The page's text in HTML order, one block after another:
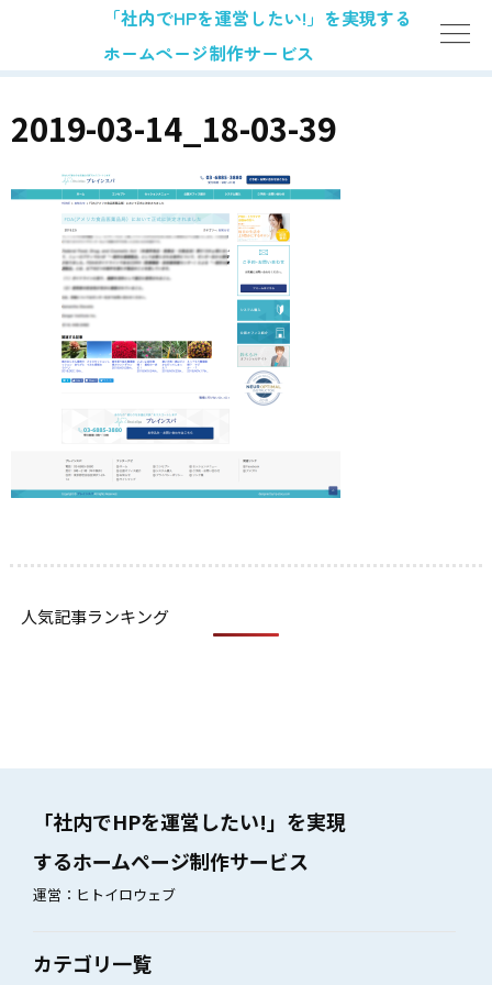
「社内でHPを運営したい!」を実現する
ホームページ制作サービス
2019-03-14_18-03-39
人気記事ランキング
「社内でHPを運営したい!」を実現
するホームページ制作サービス
運営：ヒトイロウェブ
カテゴリ一覧